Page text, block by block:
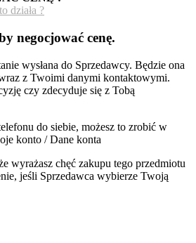
działa ?
negocjować cenę.
wysłana do Sprzedawcy. Będzie ona
z Twoimi danymi kontaktowymi.
czy zdecyduje się z Tobą
do siebie, możesz to zrobić w
konto / Dane konta
wyrażasz chęć zakupu tego przedmiotu
jeśli Sprzedawca wybierze Twoją